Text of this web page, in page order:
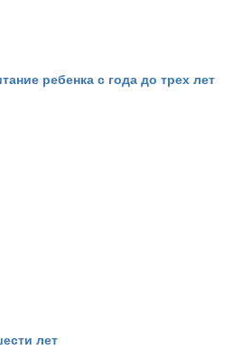
ребенка с года до трех лет
лет